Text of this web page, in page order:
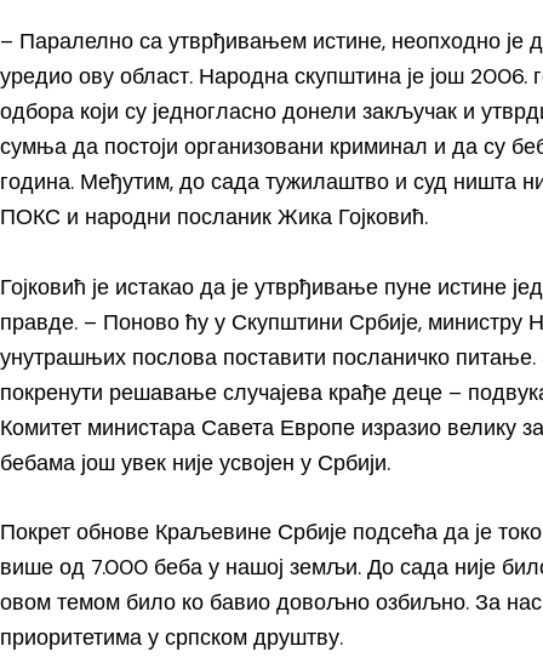
– Паралелно са утврђивањем истине, неопходно је
уредио ову област. Народна скупштина је још 2006.
одбора који су једногласно донели закључак и
сумња да постоји организовани криминал и да су
година. Међутим, до сада тужилаштво и суд ништа
ПОКС и народни посланик Жика Гојковић.
Гојковић је истакао да је утврђивање пуне истине
правде. – Поново ћу у Скупштини Србије, министру
унутрашњих послова поставити посланичко
покренути решавање случајева крађе деце –
Комитет министара Савета Европе изразио велику
бебама још увек није усвојен у Србији.
Покрет обнове Краљевине Србије подсећа да је
више од 7.000 беба у нашој земљи. До сада није
овом темом било ко бавио довољно озбиљно. За нас
приоритетима у српском друштву.